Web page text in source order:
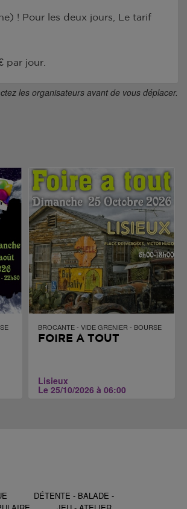
! Pour les deux jours, Le tarif
par jour.
les organisateurs avant de vous déplacer.
BROCANTE - VIDE GRENIER - BOURSE
FOIRE À TOUT
Lisieux
Le 25/10/2026 à 06:00
DÉTENTE - BALADE -